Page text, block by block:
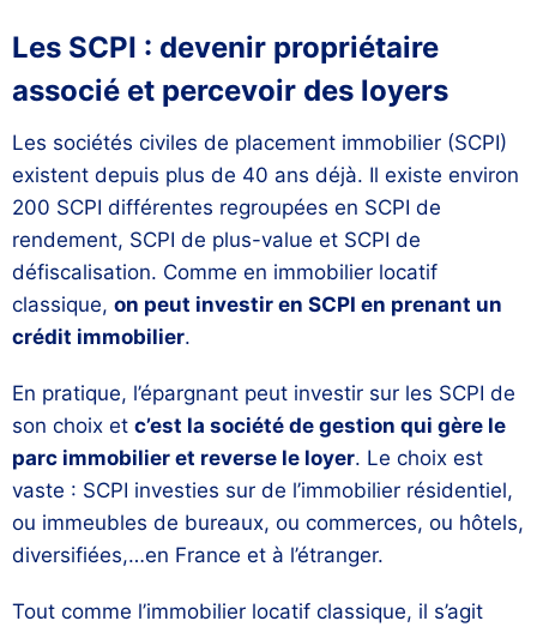
Les SCPI : devenir propriétaire
associé et percevoir des loyers
Les sociétés civiles de placement immobilier (SCPI)
existent depuis plus de 40 ans déjà. Il existe environ
200 SCPI différentes regroupées en SCPI de
rendement, SCPI de plus-value et SCPI de
défiscalisation. Comme en immobilier locatif
classique, on peut investir en SCPI en prenant un
crédit immobilier.
En pratique, l’épargnant peut investir sur les SCPI de
son choix et c’est la société de gestion qui gère le
parc immobilier et reverse le loyer. Le choix est
vaste : SCPI investies sur de l’immobilier résidentiel,
ou immeubles de bureaux, ou commerces, ou hôtels,
diversifiées,…en France et à l’étranger.
Tout comme l’immobilier locatif classique, il s’agit